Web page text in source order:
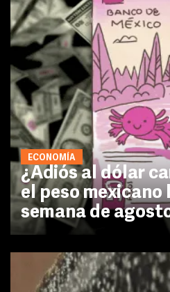
ECONOMÍA
¿Adiós al dólar
el peso mexicano
semana de